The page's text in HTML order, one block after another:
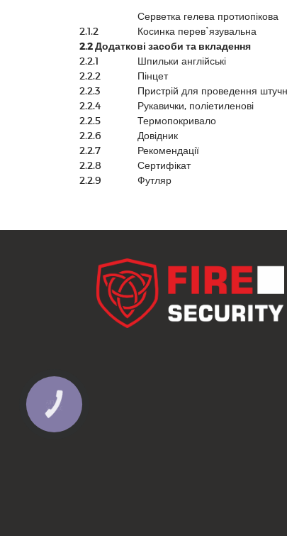
Серветка гелева протиопікова
2.1.2
Косинка перев`язувальна
2.2 Додаткові засоби та вкладення
2.2.1
Шпильки англійські
2.2.2
Пінцет
2.2.3
Пристрій для проведення
2.2.4
Рукавички, поліетиленові
2.2.5
Термопокривало
2.2.6
Довідник
2.2.7
Рекомендації
2.2.8
Сертифікат
2.2.9
Футляр
КНОПКА
ЗВ'ЯЗКУ